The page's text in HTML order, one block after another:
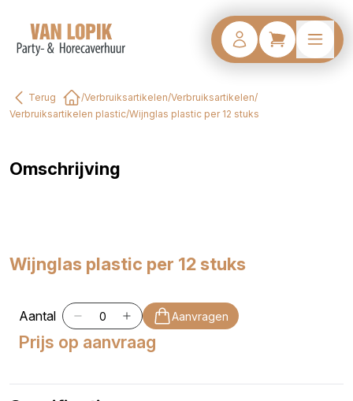
Terug
Home
/Verbruiksartikelen/Verbruiksartikelen/
Verbruiksartikelen plastic/Wijnglas plastic per 12 stuks
Omschrijving
Wijnglas plastic per 12 stuks
Aantal Aanvragen
Prijs op aanvraag